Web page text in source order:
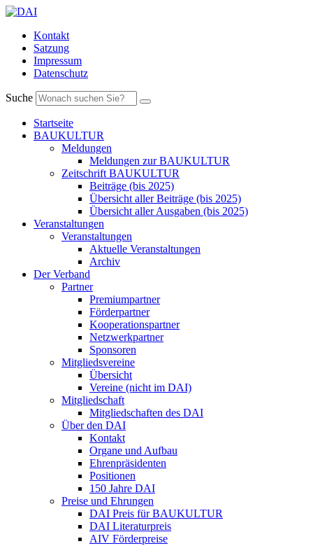
Kontakt
Satzung
Impressum
Datenschutz
Suche
Startseite
BAUKULTUR
Meldungen
Meldungen zur BAUKULTUR
Zeitschrift BAUKULTUR
Beiträge (bis 2025)
Übersicht aller Beiträge (bis 2025)
Übersicht aller Ausgaben (bis 2025)
Veranstaltungen
Veranstaltungen
Aktuelle Veranstaltungen
Archiv
Der Verband
Partner
Premiumpartner
Förderpartner
Kooperationspartner
Netzwerkpartner
Sponsoren
Mitgliedsvereine
Übersicht
Vereine (nicht im DAI)
Mitgliedschaft
Mitgliedschaften des DAI
Über den DAI
Kontakt
Organe und Aufbau
Ehrenpräsidenten
Positionen
150 Jahre DAI
Preise und Ehrungen
DAI Preis für BAUKULTUR
DAI Literaturpreis
AIV Förderpreise